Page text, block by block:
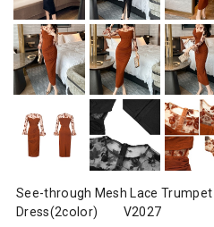
See-through Mesh Lace
Dress(2color) V2027